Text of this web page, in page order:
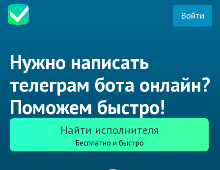
Войти
Нужно написать
телеграм бота онлайн?
Поможем быстро!
Найти исполнителя
Бесплатно и быстро